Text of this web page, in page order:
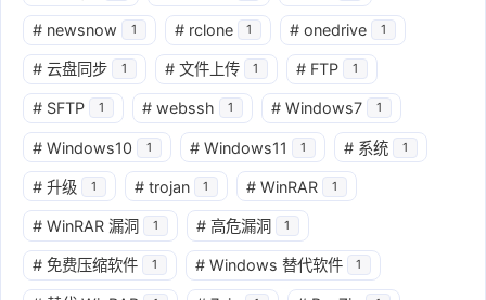
# newsnow 1 # rclone 1 # onedrive 1
# 云盘同步 1 # 文件上传 1 # FTP 1
# SFTP 1 # webssh 1 # Windows7 1
# Windows10 1 # Windows11 1 # 系统 1
# 升级 1 # trojan 1 # WinRAR 1
# WinRAR 漏洞 1 # 高危漏洞 1
# 免费压缩软件 1 # Windows 替代软件 1